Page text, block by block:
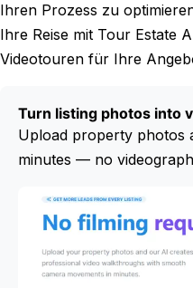
Ihren Prozess zu
Ihre Reise mit Tour Estate
Videotouren für Ihre
Turn listing photos into
Upload property photos
minutes — no